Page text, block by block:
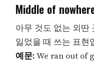
Middle of
아무 것도 없는 외딴
잃었을 때 쓰는 표현
예문:We ran out of